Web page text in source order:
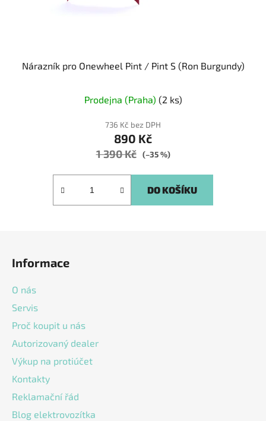
Nárazník pro Onewheel Pint / Pint S (Ron Burgundy)
Prodejna (Praha) (2 ks)
736 Kč bez DPH
890 Kč
1 390 Kč (–35 %)
DO KOŠÍKU
Informace
O nás
Servis
Proč koupit u nás
Autorizovaný dealer
Výkup na protiúčet
Kontakty
Reklamační řád
Blog elektrovozítka